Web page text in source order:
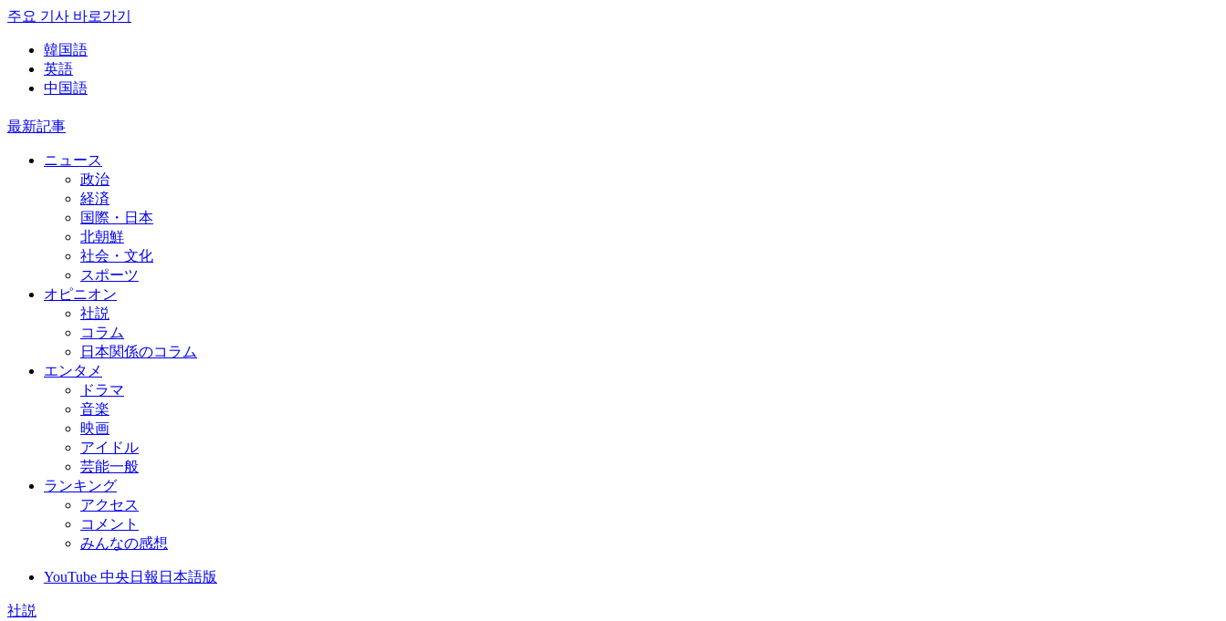
주요 기사 바로가기
韓国語
英語
中国語
最新記事
ニュース
政治
経済
国際・日本
北朝鮮
社会・文化
スポーツ
オピニオン
社説
コラム
日本関係のコラム
エンタメ
ドラマ
音楽
映画
アイドル
芸能一般
ランキング
アクセス
コメント
みんなの感想
YouTube 中央日報日本語版
社説